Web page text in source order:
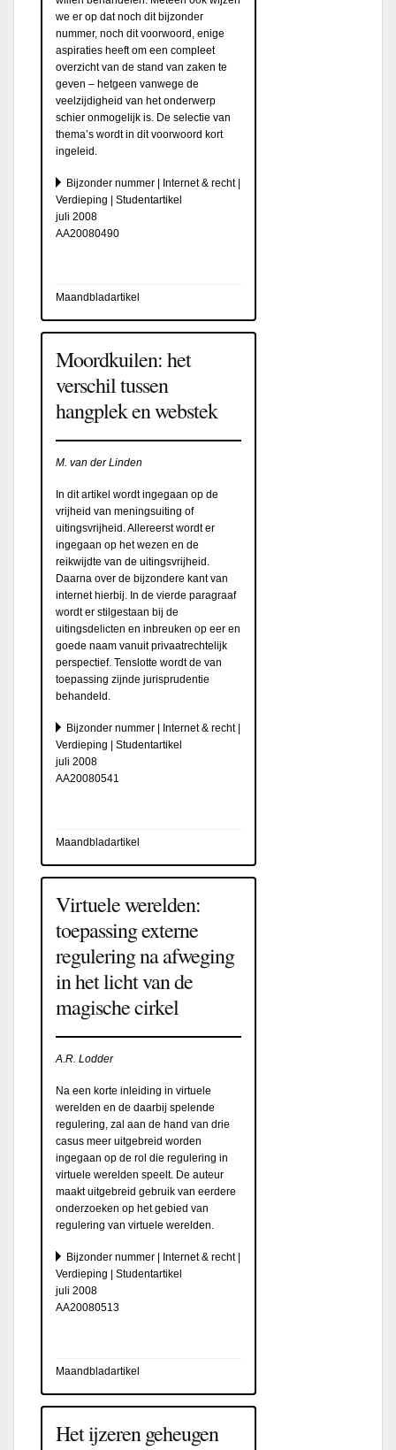
we er op dat noch dit bijzonder
nummer, noch dit voorwoord, enige
aspiraties heeft om een compleet
overzicht van de stand van zaken te
geven – hetgeen vanwege de
veelzijdigheid van het onderwerp
schier onmogelijk is. De selectie van
thema’s wordt in dit voorwoord kort
ingeleid.
Bijzonder nummer | Internet & recht |
Verdieping | Studentartikel
juli 2008
AA20080490
Maandbladartikel
Moordkuilen: het
verschil tussen
hangplek en webstek
M. van der Linden
In dit artikel wordt ingegaan op de
vrijheid van meningsuiting of
uitingsvrijheid. Allereerst wordt er
ingegaan op het wezen en de
reikwijdte van de uitingsvrijheid.
Daarna over de bijzondere kant van
internet hierbij. In de vierde paragraaf
wordt er stilgestaan bij de
uitingsdelicten en inbreuken op eer en
goede naam vanuit privaatrechtelijk
perspectief. Tenslotte wordt de van
toepassing zijnde jurisprudentie
behandeld.
Bijzonder nummer | Internet & recht |
Verdieping | Studentartikel
juli 2008
AA20080541
Maandbladartikel
Virtuele werelden:
toepassing externe
regulering na afweging
in het licht van de
magische cirkel
A.R. Lodder
Na een korte inleiding in virtuele
werelden en de daarbij spelende
regulering, zal aan de hand van drie
casus meer uitgebreid worden
ingegaan op de rol die regulering in
virtuele werelden speelt. De auteur
maakt uitgebreid gebruik van eerdere
onderzoeken op het gebied van
regulering van virtuele werelden.
Bijzonder nummer | Internet & recht |
Verdieping | Studentartikel
juli 2008
AA20080513
Maandbladartikel
Het ijzeren geheugen